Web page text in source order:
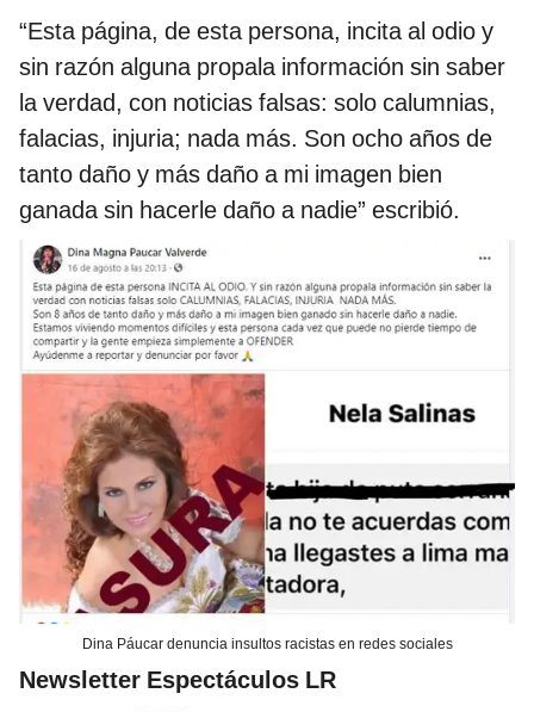
“Esta página, de esta persona, incita al odio y
sin razón alguna propala información sin saber
la verdad, con noticias falsas: solo calumnias,
falacias, injuria; nada más. Son ocho años de
tanto daño y más daño a mi imagen bien
ganada sin hacerle daño a nadie” escribió.
Dina Páucar denuncia insultos racistas en redes sociales
Newsletter Espectáculos LR